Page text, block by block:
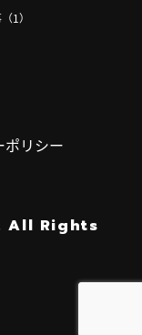
1）
ポリシー
All Rights